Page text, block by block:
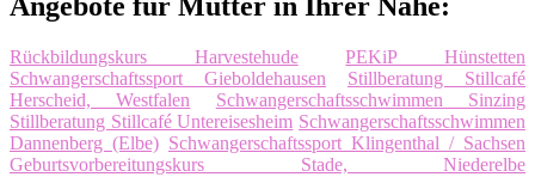
Rückbildungskurs Harvestehude
PEKiP Hünstetten
Schwangerschaftssport Gieboldehausen
Stillberatung Stillcafé
Herscheid, Westfalen
Schwangerschaftsschwimmen Sinzing
Stillberatung Stillcafé Untereisesheim Schwangerschaftsschwimmen
Dannenberg (Elbe) Schwangerschaftssport Klingenthal / Sachsen
Geburtsvorbereitungskurs Stade, Niederelbe